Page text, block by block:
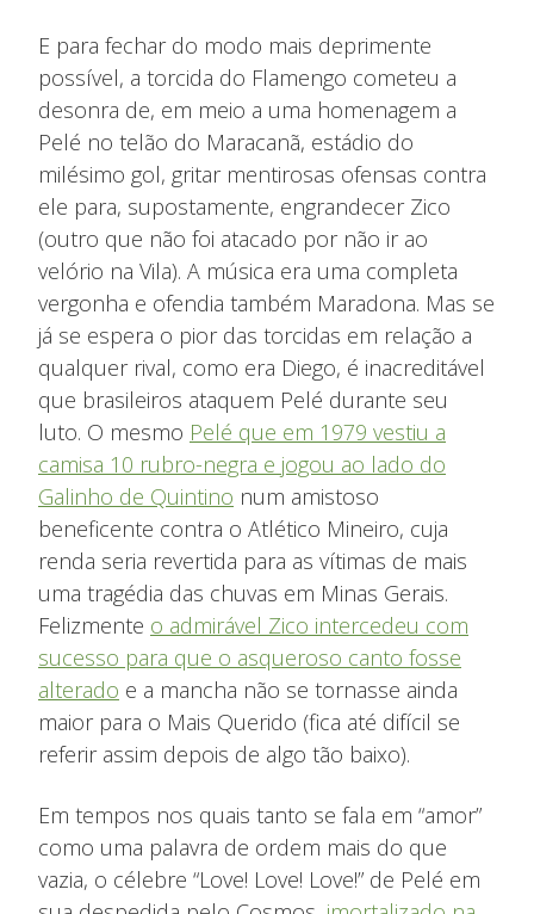
E para fechar do modo mais deprimente
possível, a torcida do Flamengo cometeu a
desonra de, em meio a uma homenagem a
Pelé no telão do Maracanã, estádio do
milésimo gol, gritar mentirosas ofensas contra
ele para, supostamente, engrandecer Zico
(outro que não foi atacado por não ir ao
velório na Vila). A música era uma completa
vergonha e ofendia também Maradona. Mas se
já se espera o pior das torcidas em relação a
qualquer rival, como era Diego, é inacreditável
que brasileiros ataquem Pelé durante seu
luto. O mesmo Pelé que em 1979 vestiu a
camisa 10 rubro-negra e jogou ao lado do
Galinho de Quintino num amistoso
beneficente contra o Atlético Mineiro, cuja
renda seria revertida para as vítimas de mais
uma tragédia das chuvas em Minas Gerais.
Felizmente o admirável Zico intercedeu com
sucesso para que o asqueroso canto fosse
alterado e a mancha não se tornasse ainda
maior para o Mais Querido (fica até difícil se
referir assim depois de algo tão baixo).
Em tempos nos quais tanto se fala em “amor”
como uma palavra de ordem mais do que
vazia, o célebre “Love! Love! Love!” de Pelé em